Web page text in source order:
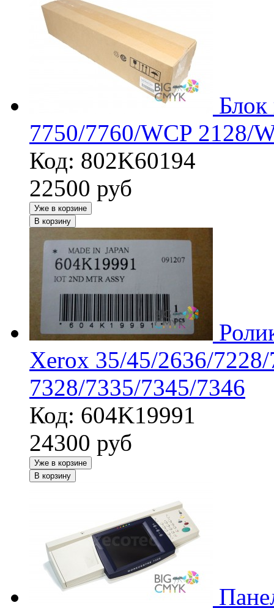
Блок
7750/7760/WCP 2128/
Код: 802K60194
22500 руб
Уже в корзине
В корзину
Xerox 35/45/2636/
7328/7335/7345/7346
Код: 604K19991
24300 руб
Уже в корзине
В корзину